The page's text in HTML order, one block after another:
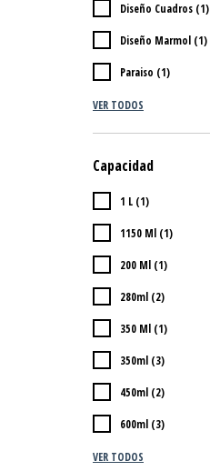
Diseño Cuadros (1)
Diseño Marmol (1)
Paraiso (1)
VER TODOS
Capacidad
1 L (1)
1150 Ml (1)
200 Ml (1)
280ml (2)
350 Ml (1)
350ml (3)
450ml (2)
600ml (3)
VER TODOS